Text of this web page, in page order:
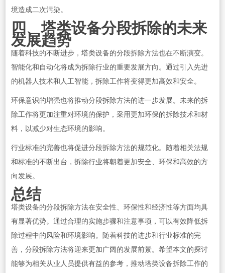
境造成二次污染。
四、塔类设备分段拆除的未来
发展趋势
随着科技的不断进步，塔类设备的分段拆除方法也在不断演变。
智能化和自动化将成为拆除行业的重要发展方向。通过引入先进
的机器人技术和人工智能，拆除工作将变得更加高效和安全。
环保意识的增强也将推动分段拆除方法的进一步发展。未来的拆
除工作将更加注重对环境的保护，采用更加环保的拆除技术和材
料，以减少对生态环境的影响。
行业标准的完善也将促进分段拆除方法的规范化。随着相关法规
和标准的不断出台，拆除行业将朝着更加安全、环保和高效的方
向发展。
总结
塔类设备的分段拆除方法在安全性、环保性和经济性等方面均具
有显著优势。通过合理的实施步骤和注意事项，可以有效降低拆
除过程中的风险和环境影响。随着科技的进步和行业标准的完
善，分段拆除方法将迎来更加广阔的发展前景。希望本文的探讨
能够为相关从业人员提供有益的参考，推动塔类设备拆除工作的